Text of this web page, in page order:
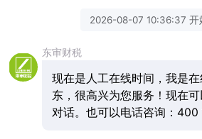
2026-08-07 10:36:37 开
东审财税
现在是人工在线时间，我是
东，很高兴为您服务！现在
对话。也可以电话咨询：400